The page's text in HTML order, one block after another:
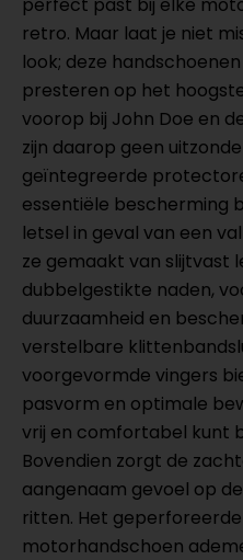
retro. Maar laat je niet
look; deze
presteren op het
voorop bij John Doe en
zijn daarop geen
geïntegreerde
essentiële bescherming
letsel in geval van een
ze gemaakt van slijtvast
dubbelgestikte naden,
duurzaamheid en
verstelbare
voorgevormde vingers
pasvorm en optimale
vrij en comfortabel kunt
Bovendien zorgt de
aangenaam gevoel op
ritten. Het
motorhandschoen